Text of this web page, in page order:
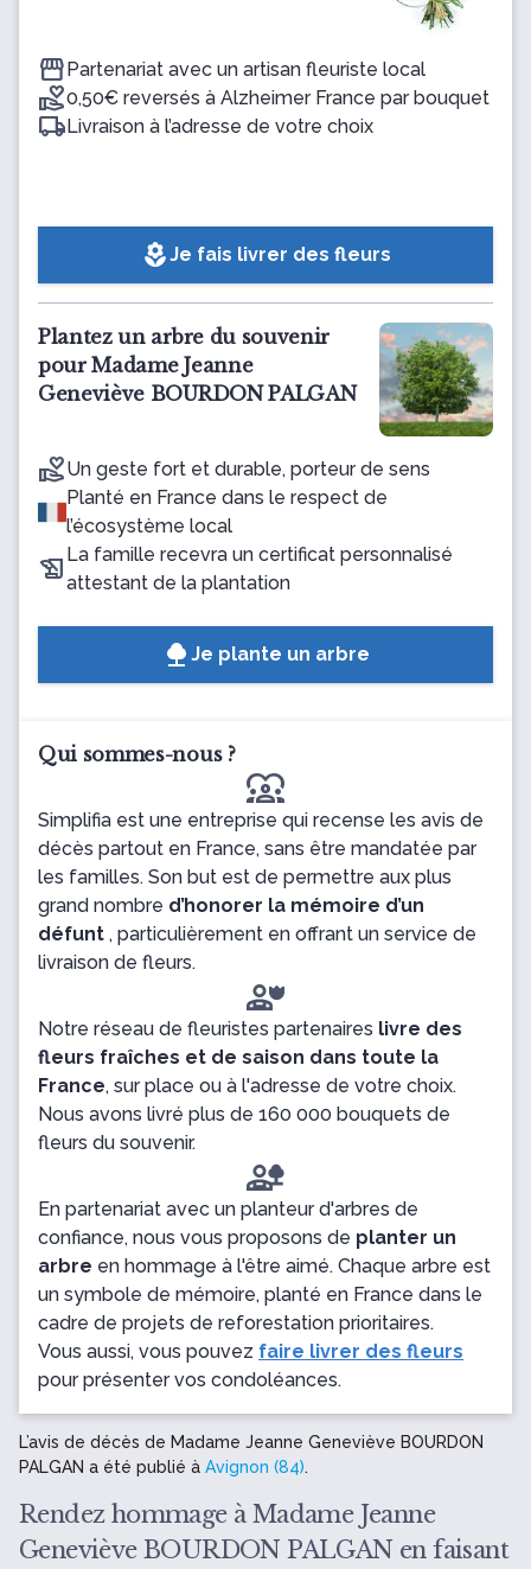
Partenariat avec un artisan fleuriste local
0,50€ reversés à Alzheimer France par bouquet
Livraison à l’adresse de votre choix
local_floristJe fais livrer des fleurs
Plantez un arbre du souvenir
pour Madame Jeanne
Geneviève BOURDON PALGAN
Un geste fort et durable, porteur de sens
Planté en France dans le respect de
l’écosystème local
La famille recevra un certificat personnalisé
attestant de la plantation
Je plante un arbre
Qui sommes-nous ?
diversity_1
Simplifia est une entreprise qui recense les avis de
décès partout en France, sans être mandatée par
les familles. Son but est de permettre aux plus
grand nombre d’honorer la mémoire d’un
défunt , particulièrement en offrant un service de
livraison de fleurs.
Notre réseau de fleuristes partenaires livre des
fleurs fraîches et de saison dans toute la
France, sur place ou à l'adresse de votre choix.
Nous avons livré plus de 160 000 bouquets de
fleurs du souvenir.
En partenariat avec un planteur d'arbres de
confiance, nous vous proposons de planter un
arbre en hommage à l'être aimé. Chaque arbre est
un symbole de mémoire, planté en France dans le
cadre de projets de reforestation prioritaires.
Vous aussi, vous pouvez faire livrer des fleurs
pour présenter vos condoléances.
L’avis de décès de Madame Jeanne Geneviève BOURDON
PALGAN a été publié à Avignon (84).
Rendez hommage à Madame Jeanne
Geneviève BOURDON PALGAN en faisant